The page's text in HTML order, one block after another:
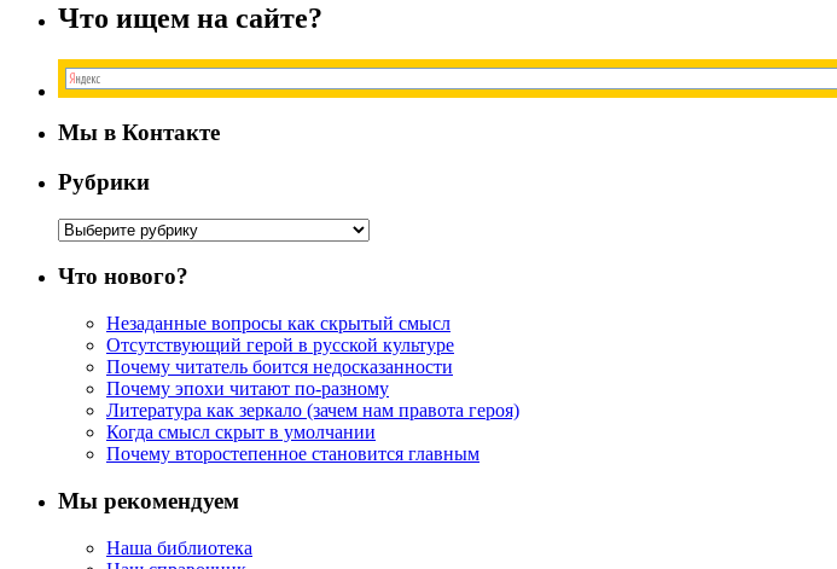
Что ищем на сайте?
Мы в Контакте
Рубрики
Рубрики
Что нового?
Незаданные вопросы как скрытый смысл
Отсутствующий герой в русской культуре
Почему читатель боится недосказанности
Почему эпохи читают по-разному
Литература как зеркало (зачем нам правота героя)
Когда смысл скрыт в умолчании
Почему второстепенное становится главным
Мы рекомендуем
Наша библиотека